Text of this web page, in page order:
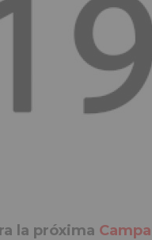
la próxima